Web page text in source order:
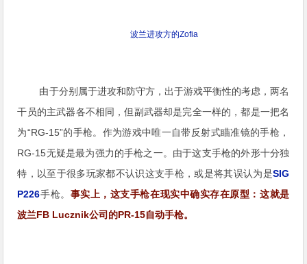
波兰进攻方的Zofia
由于分别属于进攻和防守方，出于游戏平衡性的考虑，两名
干员的主武器各不相同，但副武器却是完全一样的，都是一把名
为“RG-15”的手枪。作为游戏中唯一自带反射式瞄准镜的手枪，
RG-15无疑是最为强力的手枪之一。由于这支手枪的外形十分独
特，以至于很多玩家都不认识这支手枪，或是将其误认为是SIG
P226手枪。 事实上，这支手枪在现实中确实存在原型：这就是
波兰FB Lucznik公司的PR-15自动手枪。